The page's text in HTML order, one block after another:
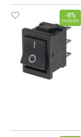
-8%
онлайн